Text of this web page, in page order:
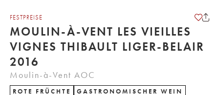
FESTPREISE
MOULIN-À-VENT LES VIEILLES
VIGNES THIBAULT LIGER-BELAIR
2016
Moulin-à-Vent AOC
ROTE FRÜCHTE GASTRONOMISCHER WEIN